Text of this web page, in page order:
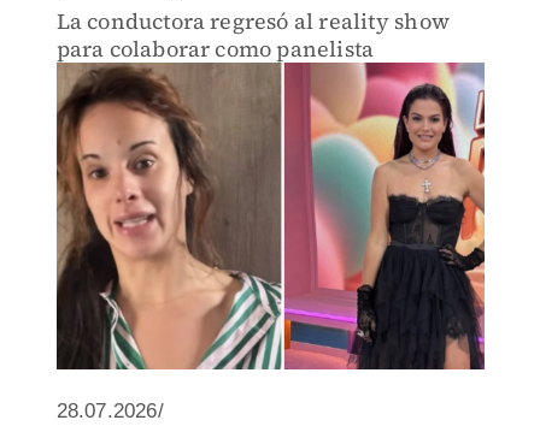
La conductora regresó al reality show
para colaborar como panelista
28.07.2026/